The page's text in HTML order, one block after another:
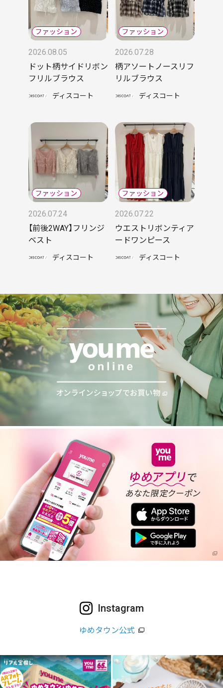
2026.08.05
ドット柄サイドリボン
フリルブラウス
ディスコート
2026.07.28
柄アソートノースリフ
リルブラウス
ディスコート
2026.07.24
【前後2WAY】フリンジ
ベスト
ディスコート
2026.07.22
ウエストリボンティア
ードワンピース
ディスコート
Instagram
ゆめタウン公式